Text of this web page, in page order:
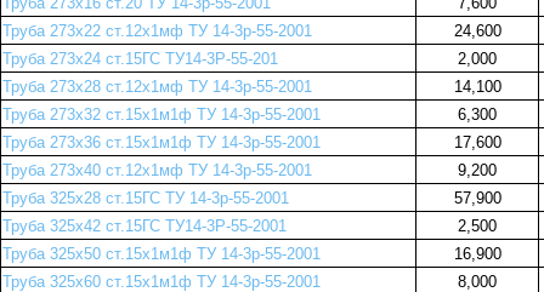
Труба 273х22 ст.12х1мф ТУ 14-3р-55-2001
24,600
Труба 273х24 ст.15ГС ТУ14-3Р-55-201
2,000
Труба 273х28 ст.12х1мф ТУ 14-3р-55-2001
14,100
Труба 273х32 ст.15х1м1ф ТУ 14-3р-55-2001
6,300
Труба 273х36 ст.15х1м1ф ТУ 14-3р-55-2001
17,600
Труба 273х40 ст.12х1мф ТУ 14-3р-55-2001
9,200
Труба 325х28 ст.15ГС ТУ 14-3р-55-2001
57,900
Труба 325х42 ст.15ГС ТУ14-3Р-55-2001
2,500
Труба 325х50 ст.15х1м1ф ТУ 14-3р-55-2001
16,900
Труба 325х60 ст.15х1м1ф ТУ 14-3р-55-2001
8,000